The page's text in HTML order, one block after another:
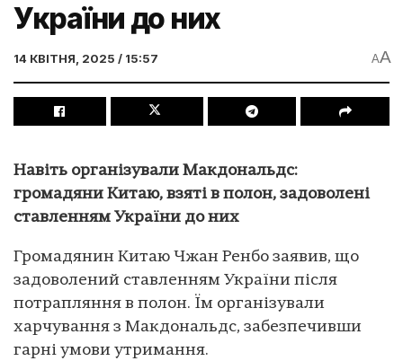
України до них
14 КВІТНЯ, 2025 / 15:57 AA
Навіть організували Макдональдс:
громадяни Китаю, взяті в полон, задоволені
ставленням України до них
Громадянин Китаю Чжан Ренбо заявив, що
задоволений ставленням України після
потрапляння в полон. Їм організували
харчування з Макдональдс, забезпечивши
гарні умови утримання.